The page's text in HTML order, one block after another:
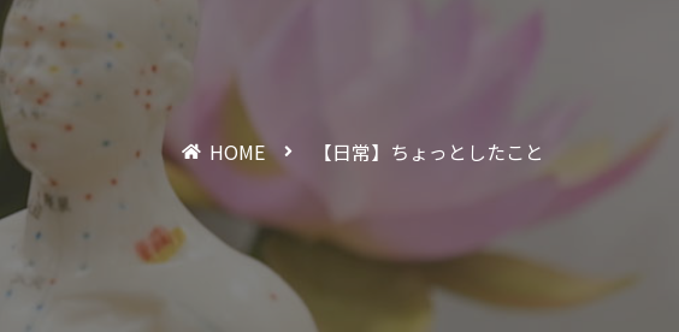
HOME 【日常】ちょっとしたこと